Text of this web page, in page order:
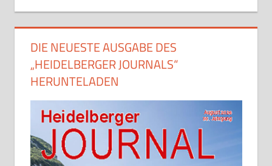
DIE NEUESTE AUSGABE DES
„HEIDELBERGER JOURNALS“
HERUNTELADEN